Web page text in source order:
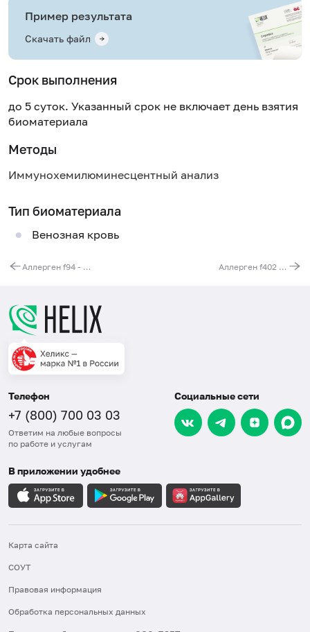
Пример результата
Скачать файл
Срок выполнения
до 5 суток. Указанный срок не включает день взятия
биоматериала
Методы
Иммунохемилюминесцентный анализ
Тип биоматериала
Венозная кровь
Аллерген f94 - груша, IgG Аллерген f402 - инжир, IgG
Телефон
+7 (800) 700 03 03
Ответим на любые вопросы
по работе и услугам
Социальные сети
В приложении удобнее
Карта сайта
СОУТ
Правовая информация
Обработка персональных данных